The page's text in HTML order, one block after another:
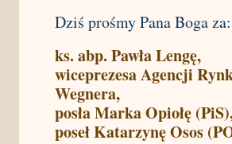
Dziś prośmy Pana Boga za:
ks. abp. Pawła Lengę,
wiceprezesa Agencji
Wegnera,
posła Marka Opiołę
poseł Katarzynę Osos